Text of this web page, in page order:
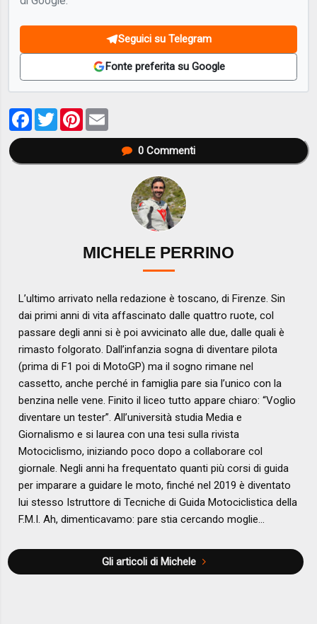
Seguici su Telegram
Fonte preferita su Google
Facebook
TwitterPinterest
0Commenti
MICHELE PERRINO
L’ultimo arrivato nella redazione è toscano, di Firenze. Sin
dai primi anni di vita affascinato dalle quattro ruote, col
passare degli anni si è poi avvicinato alle due, dalle quali è
rimasto folgorato. Dall’infanzia sogna di diventare pilota
(prima di F1 poi di MotoGP) ma il sogno rimane nel
cassetto, anche perché in famiglia pare sia l’unico con la
benzina nelle vene. Finito il liceo tutto appare chiaro: “Voglio
diventare un tester”. All’università studia Media e
Giornalismo e si laurea con una tesi sulla rivista
Motociclismo, iniziando poco dopo a collaborare col
giornale. Negli anni ha frequentato quanti più corsi di guida
per imparare a guidare le moto, finché nel 2019 è diventato
lui stesso Istruttore di Tecniche di Guida Motociclistica della
F.M.I. Ah, dimenticavamo: pare stia cercando moglie…
Gli articoli di Michele